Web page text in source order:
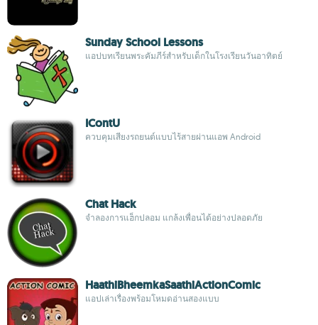
Sunday School Lessons
แอปบทเรียนพระคัมภีร์สำหรับเด็กในโรงเรียนวันอาทิตย์
IContU
ควบคุมเสียงรถยนต์แบบไร้สายผ่านแอพ Android
Chat Hack
จำลองการแฮ็กปลอม แกล้งเพื่อนได้อย่างปลอดภัย
HaathiBheemkaSaathiActionComic
แอปเล่าเรื่องพร้อมโหมดอ่านสองแบบ